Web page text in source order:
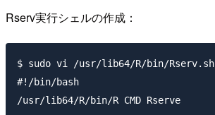
Rserv実行シェルの作成：
$ sudo vi /usr/lib64/R/bin/Rserv.sh
#!/bin/bash